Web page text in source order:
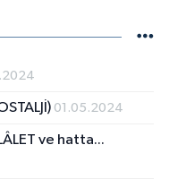
01.05.2024
ve hatta...